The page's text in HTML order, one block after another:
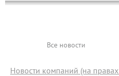
Все новости
Новости компаний (на